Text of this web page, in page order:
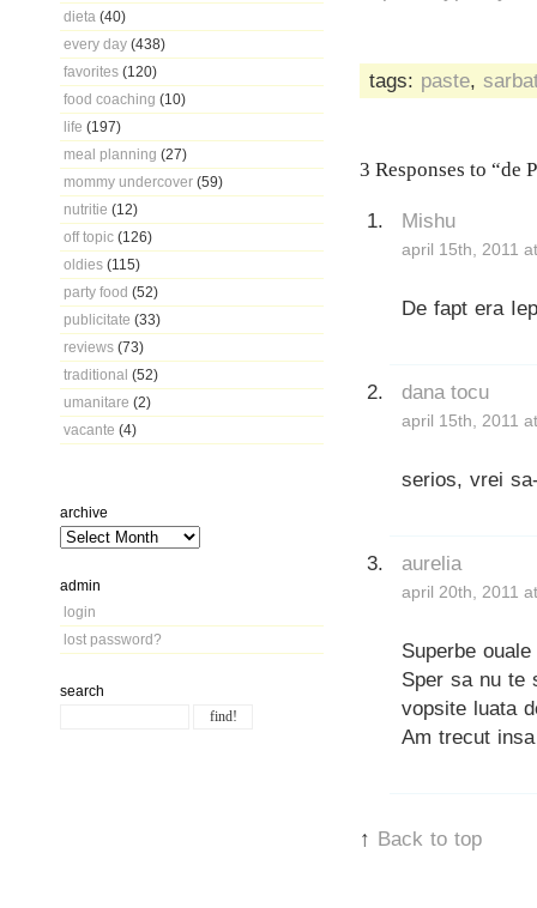
dieta (40)
every day (438)
favorites (120)
food coaching (10)
life (197)
meal planning (27)
mommy undercover (59)
nutritie (12)
off topic (126)
oldies (115)
party food (52)
publicitate (33)
reviews (73)
traditional (52)
umanitare (2)
vacante (4)
archive
admin
login
lost password?
search
tags: paste,
3 Responses to “de
Mishu
april 15th, 2011
De fapt era
dana tocu
april 15th, 2011
serios, vrei
aurelia
april 20th, 2011
Superbe
Sper sa nu te
vopsite luata
Am trecut
↑ Back to top